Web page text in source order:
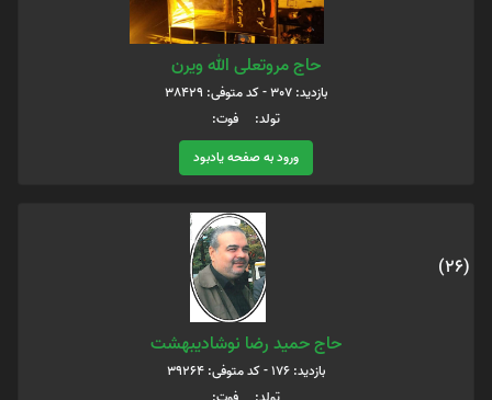
حاج مروتعلی الله ویرن
بازدید: 307 - کد متوفی: 38429
تولد: فوت:
ورود به صفحه یادبود
(26)
حاج حمید رضا نوشادیبهشت
بازدید: 176 - کد متوفی: 39264